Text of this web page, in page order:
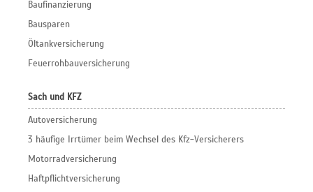
Baufinanzierung
Bausparen
Öltankversicherung
Feuerrohbauversicherung
Sach und KFZ
Autoversicherung
3 häufige Irrtümer beim Wechsel des Kfz-Versicherers
Motorradversicherung
Haftpflichtversicherung